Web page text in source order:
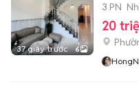
37 giây trước 6
3 PN
20